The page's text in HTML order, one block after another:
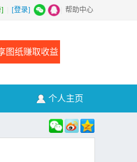
[登录] 帮助中心
图纸赚取收益
个人主页